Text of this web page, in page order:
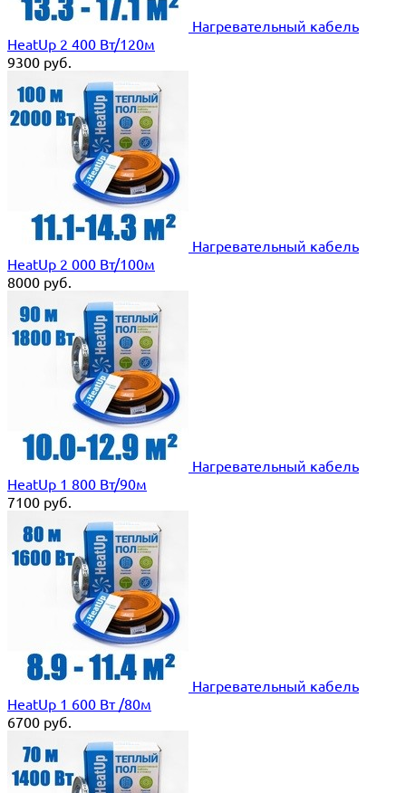
Нагревательный кабель
HeatUp 2 400 Вт/120м
9300 руб.
Нагревательный кабель
HeatUp 2 000 Вт/100м
8000 руб.
Нагревательный кабель
HeatUp 1 800 Вт/90м
7100 руб.
Нагревательный кабель
HeatUp 1 600 Вт /80м
6700 руб.